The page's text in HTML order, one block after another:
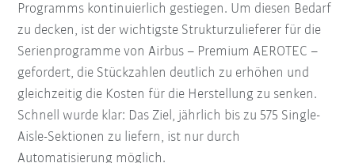
Programms kontinuierlich gestiegen. Um diesen Bedarf
zu decken, ist der wichtigste Strukturzulieferer für die
Serienprogramme von Airbus – Premium AEROTEC –
gefordert, die Stückzahlen deutlich zu erhöhen und
gleichzeitig die Kosten für die Herstellung zu senken.
Schnell wurde klar: Das Ziel, jährlich bis zu 575 Single-
Aisle-Sektionen zu liefern, ist nur durch
Automatisierung möglich.